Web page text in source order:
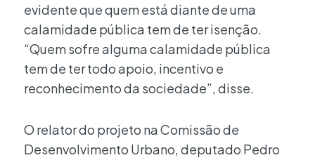
evidente que quem está diante de uma
calamidade pública tem de ter isenção.
“Quem sofre alguma calamidade pública
tem de ter todo apoio, incentivo e
reconhecimento da sociedade”, disse.
O relator do projeto na Comissão de
Desenvolvimento Urbano, deputado Pedro